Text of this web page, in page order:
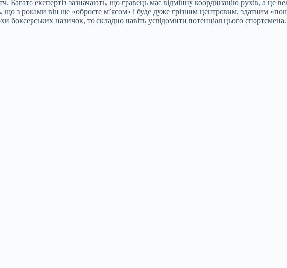
експертів зазначають, що гравець має відмінну координацію рухів, а це
з роками він ще «обросте м’ясом» і буде дуже грізним центровим, здатним
боксерських навичок, то складно навіть усвідомити потенціал цього